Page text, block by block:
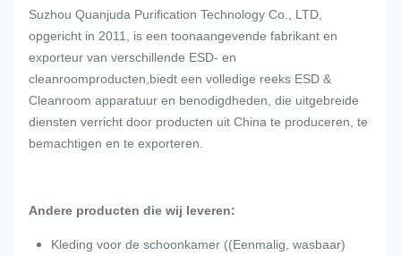
Suzhou Quanjuda Purification Technology Co., LTD,
opgericht in 2011, is een toonaangevende fabrikant en
exporteur van verschillende ESD- en
cleanroomproducten,biedt een volledige reeks ESD &
Cleanroom apparatuur en benodigdheden, die uitgebreide
diensten verricht door producten uit China te produceren, te
bemachtigen en te exporteren.
Andere producten die wij leveren:
Kleding voor de schoonkamer ((Eenmalig, wasbaar)